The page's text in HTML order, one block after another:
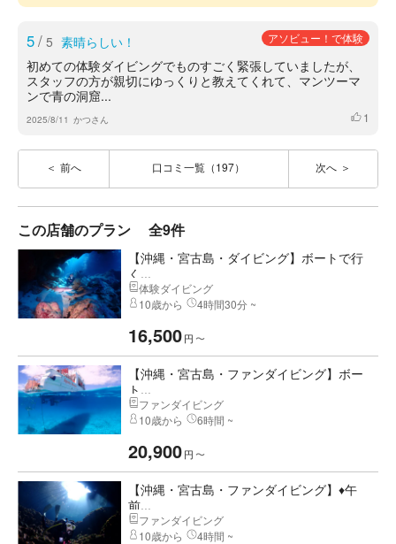
5/ 5 素晴らしい！ アソビュー！で体験
初めての体験ダイビングでものすごく緊張していましたが、
スタッフの方が親切にゆっくりと教えてくれて、マンツーマ
ンで青の洞窟...
2025/8/11 かつさん いいね
1
前へ 口コミ一覧（197） 次へ
この店舗のプラン 全9件
【沖縄・宮古島・ダイビング】ボートで行
く...
体験ダイビング
10歳から
4時間30分 ~
16,500円 〜
【沖縄・宮古島・ファンダイビング】ボー
ト...
ファンダイビング
10歳から
6時間 ~
20,900円 〜
【沖縄・宮古島・ファンダイビング】♦午
前...
ファンダイビング
10歳から
4時間 ~